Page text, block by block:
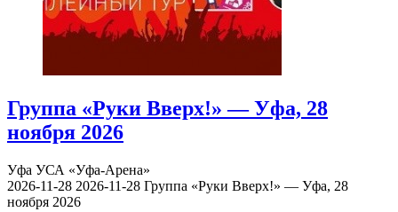
Группа «Руки Вверх!» — Уфа, 28
ноября 2026
Уфа УСА «Уфа-Арена»
2026-11-28 2026-11-28 Группа «Руки Вверх!» — Уфа, 28
ноября 2026